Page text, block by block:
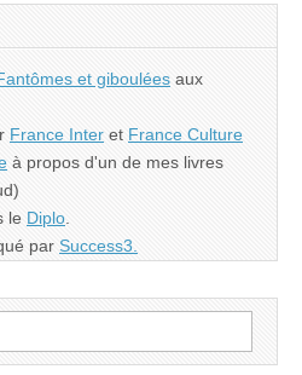
et giboulées aux
France Inter et France Culture
à propos d'un de mes livres
le Diplo
par Success3.